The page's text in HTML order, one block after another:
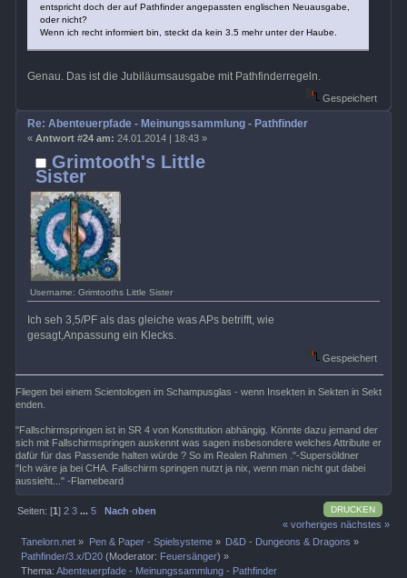
entspricht doch der auf Pathfinder angepassten englischen Neuausgabe,
oder nicht?
Wenn ich recht informiert bin, steckt da kein 3.5 mehr unter der Haube.
Genau. Das ist die Jubiläumsausgabe mit Pathfinderregeln.
Gespeichert
Grimtooth's Little
Sister
Username: Grimtooths Little Sister
Re: Abenteuerpfade - Meinungssammlung - Pathfinder
« Antwort #24 am: 24.01.2014 | 18:43 »
Ich seh 3,5/PF als das gleiche was APs betrifft, wie
gesagt,Anpassung ein Klecks.
Gespeichert
Fliegen bei einem Scientologen im Schampusglas - wenn Insekten in Sekten in Sekt
enden.
"Fallschirmspringen ist in SR 4 von Konstitution abhängig. Könnte dazu jemand der
sich mit Fallschirmspringen auskennt was sagen insbesondere welches Attribute er
dafür für das Passende halten würde ? So im Realen Rahmen ."-Supersöldner
"Ich wäre ja bei CHA. Fallschirm springen nutzt ja nix, wenn man nicht gut dabei
aussieht..." -Flamebeard
DRUCKEN
Seiten: [1]2 3 ...5
Nach oben
« vorheriges nächstes »
Tanelorn.net » Pen & Paper - Spielsysteme» D&D - Dungeons & Dragons »
Pathfinder/3.x/D20 (Moderator: Feuersänger) »
Thema:Abenteuerpfade - Meinungssammlung - Pathfinder